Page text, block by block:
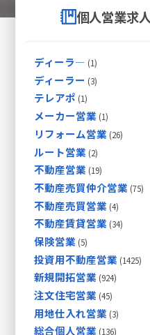
個人営業求
ディーラ―
ディーラー
テレアポ
メーカー営業
リフォーム営業
ルート営業
不動産営業
不動産売買仲介営業
不動産売買営業
不動産賃貸営業
保険営業
投資用不動産営業
新規開拓営業
注文住宅営業
用地仕入れ営業
総合個人営業